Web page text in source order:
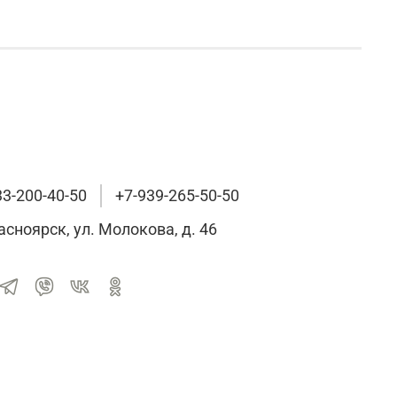
200-40-50
+7-939-265-50-50
ул. Молокова, д. 46